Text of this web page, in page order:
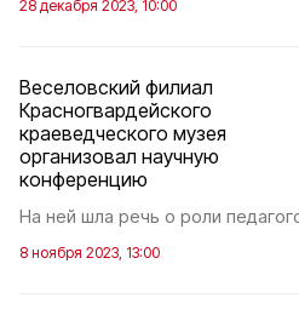
28 декабря 2023, 10:00
Веселовский филиал
Красногвардейского
краеведческого музея
организовал научную
конференцию
На ней шла речь о роли
8 ноября 2023, 13:00